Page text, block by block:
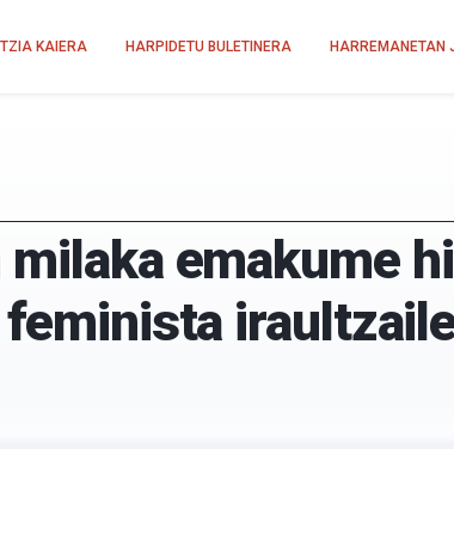
KAIERA HARPIDETU BULETINERA HARREMANETAN
emakume